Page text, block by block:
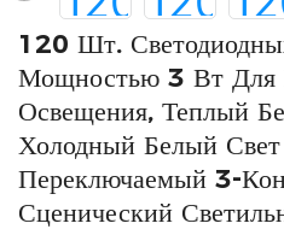
120 Шт.
Мощностью 3 Вт Для
Освещения, Теплый
Холодный Белый
Переключаемый 3-
Сценический